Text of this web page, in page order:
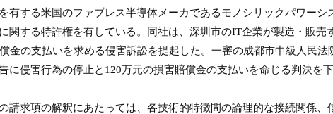
有する米国のファブレス半導体メーカであるモノシリックパワーシ
関する特許権を有している。同社は、深圳市のIT企業が製造・販売
金の支払いを求める侵害訴訟を提起した。一審の成都市中級人民
に侵害行為の停止と 120万元の損害賠償金の支払いを命じる判決を
請求項の解釈にあたっては、各技術的特徴間の論理的な接続関係